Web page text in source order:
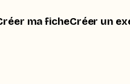
ma ficheCréer un